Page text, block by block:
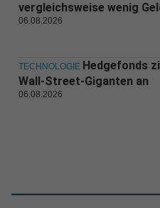
vergleichsweise wenig
06.08.2026
TECHNOLOGIE Hedgefonds
Wall-Street-Giganten an
06.08.2026